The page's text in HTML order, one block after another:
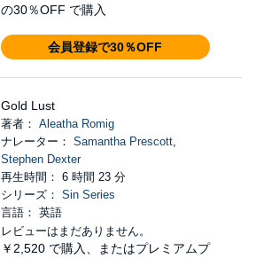
の30％OFF で購入
会員登録で30％OFF
Gold Lust
著者： Aleatha Romig
ナレーター： Samantha Prescott,
Stephen Dexter
再生時間： 6 時間 23 分
シリーズ： Sin Series
言語： 英語
レビューはまだありません。
￥2,520 で購入、またはプレミアムプ